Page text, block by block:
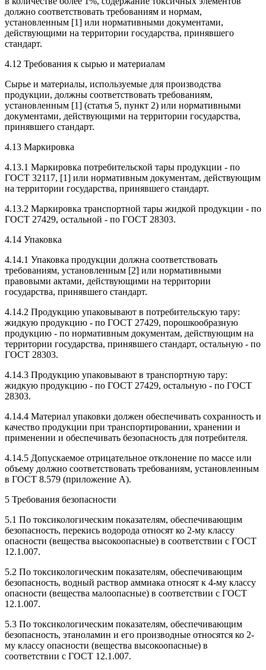
должно соответствовать требованиям и нормам,
установленным [1] или нормативными документами,
действующими на территории государства, принявшего
стандарт.
4.12 Требования к сырью и материалам
Сырье и материалы, используемые для производства
продукции, должны соответствовать требованиям,
установленным [1] (статья 5, пункт 2) или нормативными
документами, действующими на территории государства,
принявшего стандарт.
4.13 Маркировка
4.13.1 Маркировка потребительской тары продукции - по
ГОСТ 32117, [1] или нормативным документам, действующим
на территории государства, принявшего стандарт.
4.13.2 Маркировка транспортной тары жидкой продукции - по
ГОСТ 27429, остальной - по ГОСТ 28303.
4.14 Упаковка
4.14.1 Упаковка продукции должна соответствовать
требованиям, установленным [2] или нормативными
правовыми актами, действующими на территории
государства, принявшего стандарт.
4.14.2 Продукцию упаковывают в потребительскую тару:
жидкую продукцию - по ГОСТ 27429, порошкообразную
продукцию - по нормативным документам, действующим на
территории государства, принявшего стандарт, остальную - по
ГОСТ 28303.
4.14.3 Продукцию упаковывают в транспортную тару:
жидкую продукцию - по ГОСТ 27429, остальную - по ГОСТ
28303.
4.14.4 Материал упаковки должен обеспечивать сохранность и
качество продукции при транспортировании, хранении и
применении и обеспечивать безопасность для потребителя.
4.14.5 Допускаемое отрицательное отклонение по массе или
объему должно соответствовать требованиям, установленным
в ГОСТ 8.579 (приложение А).
5 Требования безопасности
5.1 По токсикологическим показателям, обеспечивающим
безопасность, перекись водорода относят ко 2-му классу
опасности (вещества высокоопасные) в соответствии с ГОСТ
12.1.007.
5.2 По токсикологическим показателям, обеспечивающим
безопасность, водный раствор аммиака относят к 4-му классу
опасности (вещества малоопасные) в соответствии с ГОСТ
12.1.007.
5.3 По токсикологическим показателям, обеспечивающим
безопасность, этаноламин и его производные относятся ко 2-
му классу опасности (вещества высокоопасные) в
соответствии с ГОСТ 12.1.007.